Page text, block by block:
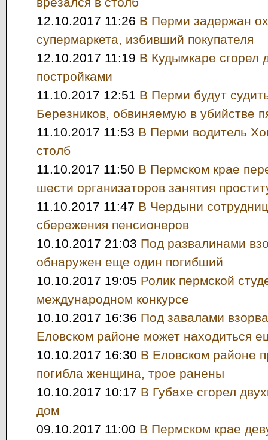
12.10.2017 11:26 В Перми задержан
супермаркета, избивший покупателя
12.10.2017 11:19 В Кудымкаре сгорел
постройками
11.10.2017 12:51 В Перми будут
Березников, обвиняемую в убийстве
11.10.2017 11:53 В Перми водитель
столб
11.10.2017 11:50 В Пермском крае
шести организаторов занятия
11.10.2017 11:47 В Чердыни
сбережения пенсионеров
10.10.2017 21:03 Под развалинами
обнаружен еще один погибший
10.10.2017 19:05 Ролик пермской
международном конкурсе
10.10.2017 16:36 Под завалами
Еловском районе может находиться
10.10.2017 16:30 В Еловском районе
погибла женщина, трое ранены
10.10.2017 10:17 В Губахе сгорел
дом
09.10.2017 11:00 В Пермском крае